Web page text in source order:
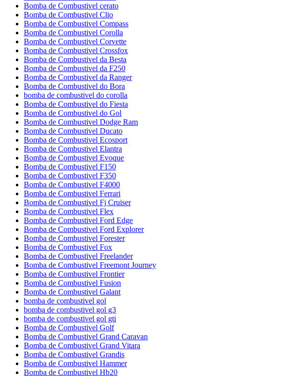
Bomba de Combustivel cerato
Bomba de Combustivel Clio
Bomba de Combustivel Compass
Bomba de Combustivel Corolla
Bomba de Combustivel Corvette
Bomba de Combustivel Crossfox
Bomba de Combustivel da Besta
Bomba de Combustivel da F250
Bomba de Combustivel da Ranger
Bomba de Combustivel do Bora
bomba de combustivel do corolla
Bomba de Combustivel do Fiesta
Bomba de Combustivel do Gol
Bomba de Combustivel Dodge Ram
Bomba de Combustivel Ducato
Bomba de Combustivel Ecosport
Bomba de Combustivel Elantra
Bomba de Combustivel Evoque
Bomba de Combustivel F150
Bomba de Combustivel F350
Bomba de Combustivel F4000
Bomba de Combustivel Ferrari
Bomba de Combustivel Fj Cruiser
Bomba de Combustivel Flex
Bomba de Combustivel Ford Edge
Bomba de Combustivel Ford Explorer
Bomba de Combustivel Forester
Bomba de Combustivel Fox
Bomba de Combustivel Freelander
Bomba de Combustivel Freemont Journey
Bomba de Combustivel Frontier
Bomba de Combustivel Fusion
Bomba de Combustivel Galant
bomba de combustivel gol
bomba de combustivel gol g3
bomba de combustivel gol gti
Bomba de Combustivel Golf
Bomba de Combustivel Grand Caravan
Bomba de Combustivel Grand Vitara
Bomba de Combustivel Grandis
Bomba de Combustivel Hammer
Bomba de Combustivel Hb20